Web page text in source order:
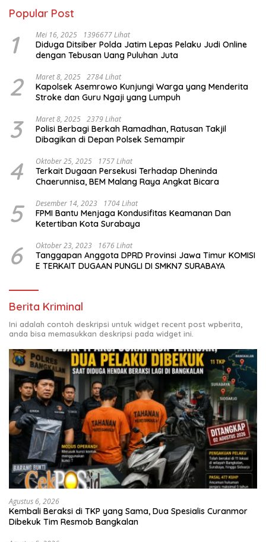
Popular Post
1 Mei 16, 2025 1396677 Lihat
Diduga Ditsiber Polda Jatim Lepas Pelaku Judi Online
dengan Tebusan Uang Puluhan Juta
2 Maret 8, 2025 2784 Lihat
Kapolsek Asemrowo Kunjungi Warga yang Menderita
Stroke dan Guru Ngaji yang Lumpuh
3 Maret 8, 2025 2379 Lihat
Polisi Berbagi Berkah Ramadhan, Ratusan Takjil
Dibagikan di Depan Polsek Semampir
4 Oktober 25, 2025 1757 Lihat
Terkait Dugaan Persekusi Terhadap Dheninda
Chaerunnisa, BEM Malang Raya Angkat Bicara
5 Desember 14, 2023 1704 Lihat
FPMI Bantu Menjaga Kondusifitas Keamanan Dan
Ketertiban Kota Surabaya
6 Oktober 23, 2023 1676 Lihat
Tanggapan Anggota DPRD Provinsi Jawa Timur KOMISI
E TERKAIT DUGAAN PUNGLI DI SMKN7 SURABAYA
Berita Kriminal
Ini adalah contoh deskripsi untuk widget recent post wpberita,
anda bisa memasukkan deskripsi pada widget ini.
Agustus 6, 2026
Kembali Beraksi di TKP yang Sama, Dua Spesialis Curanmor
Dibekuk Tim Resmob Bangkalan